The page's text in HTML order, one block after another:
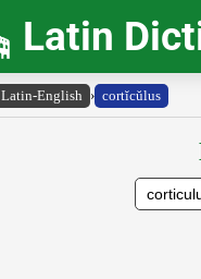
Latin
Latin-English › cortĭcŭlus